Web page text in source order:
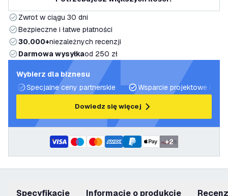
Zwrot w ciągu 30 dni
Bezpieczne i łatwe płatności
30.000+niezależnych recenzji
Darmowa wysyłkaod 250 zł
Wybierz dla biznesu
Specjalne ceny partnerskie
Wsparcie projektowe i
Dowiedz się więcej
+2
Specyfikacje informacje o produkcie